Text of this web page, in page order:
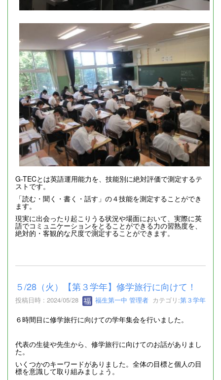
G-TECとは英語運用能力を、技能別に絶対評価で測定するテ
ストです。
「読む・聞く・書く・話す」の４技能を測定することができ
ます。
現実に出会ったり起こりうる状況や場面において、実際に英
語でコミュニケーションをとることができる力の習熟度を、
絶対的・客観的な尺度で測定することができます。
５/28（火）【第３学年】修学旅行に向けて！
投稿日時 : 2024/05/28 福生第一中 管理者 カテゴリ:第３学年
６時間目に修学旅行に向けての学年集会を行いました。
代表の生徒や先生から、修学旅行に向けてのお話がありまし
た。
いくつかのキーワードがありました。全体の目標と個人の目
標を意識して取り組みましょう。